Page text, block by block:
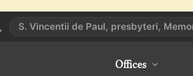
S. Vincentii de Paul, presbyteri,
Offices